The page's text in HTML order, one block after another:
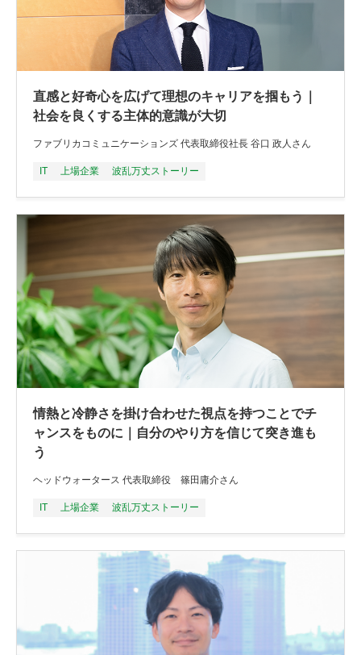
直感と好奇心を広げて理想のキャリアを掴もう｜
社会を良くする主体的意識が大切
ファブリカコミュニケーションズ 代表取締役社長 谷口 政人さん
IT 上場企業 波乱万丈ストーリー
情熱と冷静さを掛け合わせた視点を持つことでチ
ャンスをものに｜自分のやり方を信じて突き進も
う
ヘッドウォータース 代表取締役 篠田庸介さん
IT 上場企業 波乱万丈ストーリー